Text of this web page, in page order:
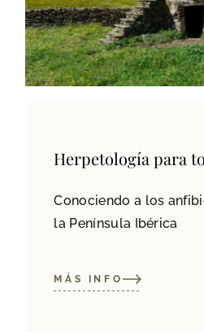
Herpetología para
Conociendo a los
la Península Ibérica
MÁS INFO